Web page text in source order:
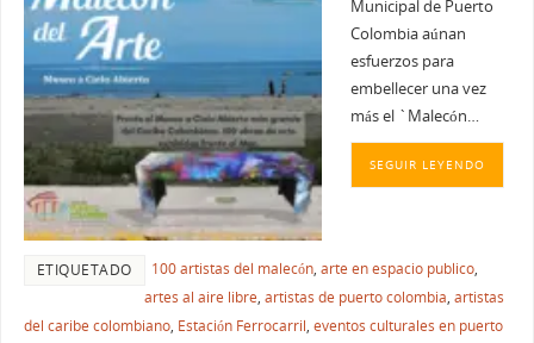
Municipal de Puerto
Colombia aúnan
esfuerzos para
embellecer una vez
más el `Malecón…
SEGUIR LEYENDO
ETIQUETADO 100 artistas del malecón, arte en espacio publico,
artes al aire libre, artistas de puerto colombia, artistas
del caribe colombiano, Estación Ferrocarril, eventos culturales en puerto